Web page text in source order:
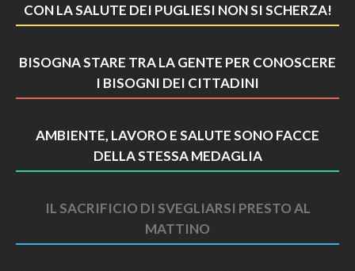
CON LA SALUTE DEI PUGLIESI NON SI SCHERZA!
BISOGNA STARE TRA LA GENTE PER CONOSCERE
I BISOGNI DEI CITTADINI
AMBIENTE, LAVORO E SALUTE SONO FACCE
DELLA STESSA MEDAGLIA
IL SACRIFICIO DI SVEGLIARSI PRESTO AL
MATTINO